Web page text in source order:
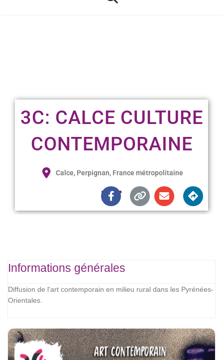
3C: CALCE CULTURE
CONTEMPORAINE
Calce, Perpignan, France métropolitaine
Informations générales
Diffusion de l'art contemporain en milieu rural dans les Pyrénées-
Orientales.